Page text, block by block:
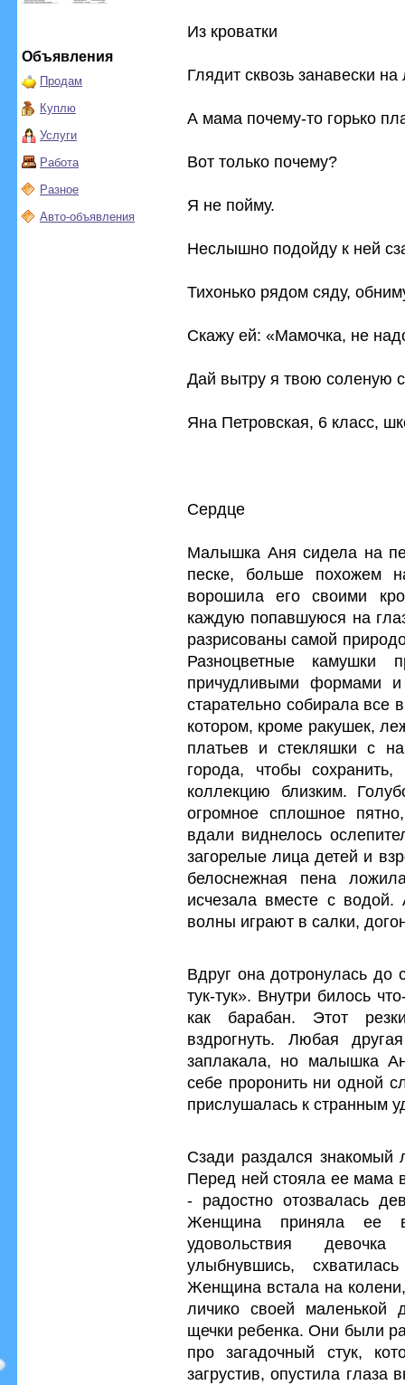
Объявления
Продам
Куплю
Услуги
Работа
Разное
Авто-объявления
Из кроватки
Глядит сквозь занавески на
А мама почему-то горько
Вот только почему?
Я не пойму.
Неслышно подойду к ней
Тихонько рядом сяду,
Скажу ей: «Мамочка, не
Дай вытру я твою соленую
Яна Петровская, 6 класс,
Сердце
Малышка Аня сидела на
песке, больше похожем
ворошила его своими
каждую попавшуюся на
разрисованы самой
Разноцветные камушки
причудливыми формами и
старательно собирала все
котором, кроме ракушек,
платьев и стекляшки с
города, чтобы
коллекцию близким.
огромное сплошное
вдали виднелось
загорелые лица детей и
белоснежная пена
исчезала вместе с
волны играют в салки,
Вдруг она дотронулась до
тук-тук». Внутри билось
как барабан. Этот
вздрогнуть. Любая
заплакала, но малышка
себе проронить ни одной
прислушалась к странным
Сзади раздался
Перед ней стояла ее мама
- радостно отозвалась
Женщина приняла ее
удовольствия
улыбнувшись,
Женщина встала на
личико своей маленькой
щечки ребенка. Они были
про загадочный стук,
загрустив, опустила